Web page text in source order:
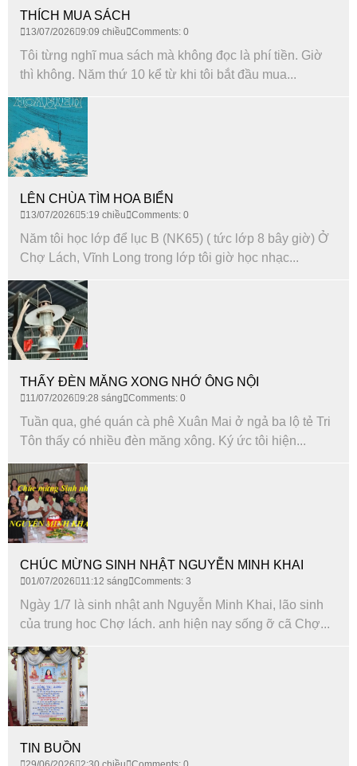
THÍCH MUA SÁCH
13/07/2026 9:09 chiều Comments: 0
Tôi từng nghĩ mua sách mà không đọc là phí tiền. Giờ
thì không. Năm thứ 10 kể từ khi tôi bắt đầu mua...
LÊN CHÙA TÌM HOA BIỂN
13/07/2026 5:19 chiều Comments: 0
Năm tôi học lớp để lục B (NK65) ( tức lớp 8 bây giờ) Ở
Chợ Lách, Vĩnh Long trong lớp tôi giờ học nhạc...
THẤY ĐÈN MĂNG XONG NHỚ ÔNG NỘI
11/07/2026 9:28 sáng Comments: 0
Tuần qua, ghé quán cà phê Xuân Mai ở ngả ba lộ tẻ Tri
Tôn thấy có nhiều đèn măng xông. Ký ức tôi hiện...
CHÚC MỪNG SINH NHẬT NGUYỄN MINH KHAI
01/07/2026 11:12 sáng Comments: 3
Ngày 1/7 là sinh nhật anh Nguyễn Minh Khai, lão sinh
của trung hoc Chợ lách. anh hiện nay sống ỡ cã Chợ...
TIN BUỒN